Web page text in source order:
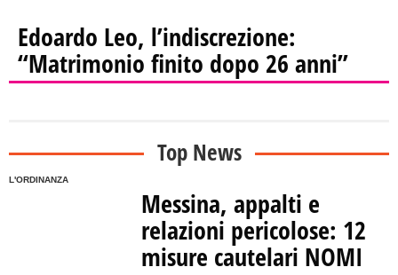
Edoardo Leo, l’indiscrezione:
“Matrimonio finito dopo 26 anni”
Top News
L'ORDINANZA
Messina, appalti e
relazioni pericolose: 12
misure cautelari NOMI